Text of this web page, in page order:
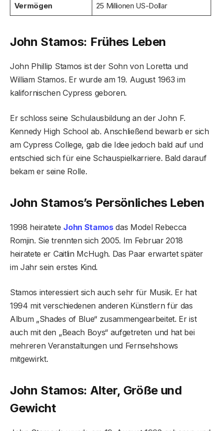
Vermögen 25 Millionen US-Dollar
John Stamos: Frühes Leben
John Phillip Stamos ist der Sohn von Loretta und
William Stamos. Er wurde am 19. August 1963 im
kalifornischen Cypress geboren.
Er schloss seine Schulausbildung an der John F.
Kennedy High School ab. Anschließend bewarb er sich
am Cypress College, gab die Idee jedoch bald auf und
entschied sich für eine Schauspielkarriere. Bald darauf
bekam er seine Rolle.
John Stamos’s Persönliches Leben
1998 heiratete John Stamosdas Model Rebecca
Romjin. Sie trennten sich 2005. Im Februar 2018
heiratete er Caitlin McHugh. Das Paar erwartet später
im Jahr sein erstes Kind.
Stamos interessiert sich auch sehr für Musik. Er hat
1994 mit verschiedenen anderen Künstlern für das
Album „Shades of Blue“ zusammengearbeitet. Er ist
auch mit den „Beach Boys“ aufgetreten und hat bei
mehreren Veranstaltungen und Fernsehshows
mitgewirkt.
John Stamos: Alter, Größe und
Gewicht